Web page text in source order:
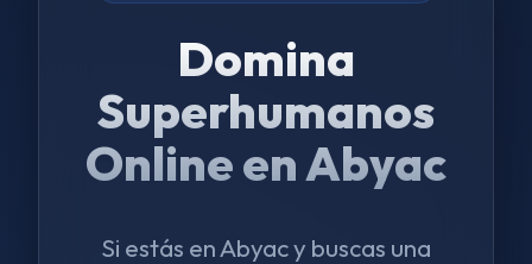
Domina
Superhumanos
Online en Abyac
Si estás en Abyac y buscas una